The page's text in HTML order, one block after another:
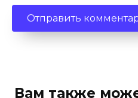
Вам также